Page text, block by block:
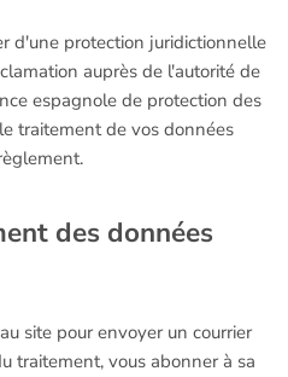
d'une protection juridictionnelle
auprès de l'autorité de
espagnole de protection des
traitement de vos données
des données
site pour envoyer un courrier
traitement, vous abonner à sa